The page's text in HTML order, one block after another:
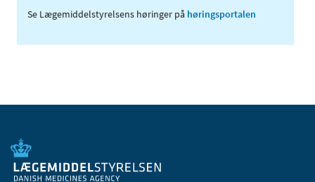
Se Lægemiddelstyrelsens høringer på høringsportalen